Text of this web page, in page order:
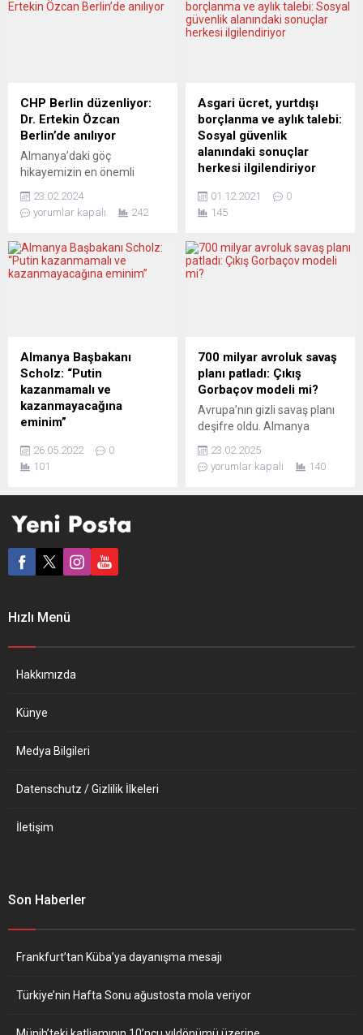
Türkçe yayın yapan radyoda,
duruş sergiledi. Samimi ve
kararlı tavrıyla dikkat çeken
Başbakan, Türk iş
dünyasından halka...
küreselleşmeyi protesto
etmek için bu yıl da bir kez
şiddete başvurulmaması
için çağrıda bulunurken,
Münih operasyon şefi ve
Emniyet Müdür Yardımcısı...
CHP Berlin düzenliyor:
Dr. Ertekin Özcan
Berlin’de anılıyor
Almanya’daki göç
hikayemizin en önemli
mücadelenin “babası” Dr.
Ertekin Özcan 78. yaşında
konferansla anılıyor. CHP
Berlin Birliği’nin 1 Mart cuma
bırakan Türk toplumunun en
önemli çatı örgütlerinin
kurucularından olan ve
yöneticiliğini yapan,...
23.02.2024
yorumlar kapalı
242
Asgari ücret, yurtdışı
borçlanma ve aylık talebi:
Sosyal güvenlik
alanındaki sonuçlar
herkesi ilgilendiriyor
kanalında canlı olarak
yayınlanan, Danışma Saati
güvenlik uzmanı Muhsin
Soysal yurtdışı borçlanma
Önümüzdeki cumartesi
gerçekleşecek canlı yayında
öne çıkan konu başlıkları
şöyle: – Asgari ücret
komisyonu görüşmeleri. –
Asgari ücret ne...
01.12.2021
0
145
Almanya Başbakanı
Scholz: “Putin
kazanmamalı ve
kazanmayacağına
eminim”
Scholz, Rusya’nın
Ukrayna’daki savaşı
herhangi bir barış
etmemesi gerektiğini
söyledi. İsviçre’nin Davos
Forumu’na (WEF) katılan
birlikte gerçekleştirilen
Scholz, çok kutuplu bir
26.05.2022
0
101
700 milyar avroluk savaş
planı patladı: Çıkış
Gorbaçov modeli mi?
Avrupa’nın gizli savaş planı
deşifre oldu. Almanya
Baerbock’un ağzından
kaçırdığı bilgi, AB’nin
23.02.2025
yorumlar kapalı
140
Hızlı Menü
Hakkımızda
Künye
Medya Bilgileri
Datenschutz / Gizlilik İlkeleri
İletişim
Son Haberler
Frankfurt’tan Küba’ya dayanışma mesajı
Türkiye’nin Hafta Sonu ağustosta mola veriyor